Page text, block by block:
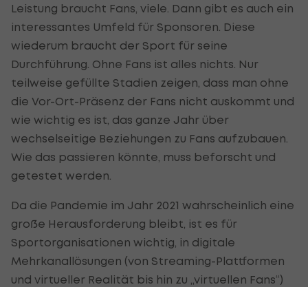
Leistung braucht Fans, viele. Dann gibt es auch ein
interessantes Umfeld für Sponsoren. Diese
wiederum braucht der Sport für seine
Durchführung. Ohne Fans ist alles nichts. Nur
teilweise gefüllte Stadien zeigen, dass man ohne
die Vor-Ort-Präsenz der Fans nicht auskommt und
wie wichtig es ist, das ganze Jahr über
wechselseitige Beziehungen zu Fans aufzubauen.
Wie das passieren könnte, muss beforscht und
getestet werden.
Da die Pandemie im Jahr 2021 wahrscheinlich eine
große Herausforderung bleibt, ist es für
Sportorganisationen wichtig, in digitale
Mehrkanallösungen (von Streaming-Plattformen
und virtueller Realität bis hin zu „virtuellen Fans“)